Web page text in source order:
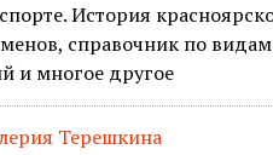
История
справочник по
и многое другое
Терешкина